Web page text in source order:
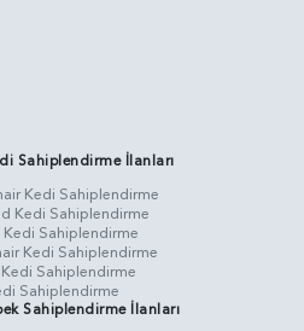
Sahiplendirme İlanları
Kedi Sahiplendirme
Kedi Sahiplendirme
Kedi Sahiplendirme
Kedi Sahiplendirme
Sahiplendirme
Sahiplendirme
Sahiplendirme İlanları